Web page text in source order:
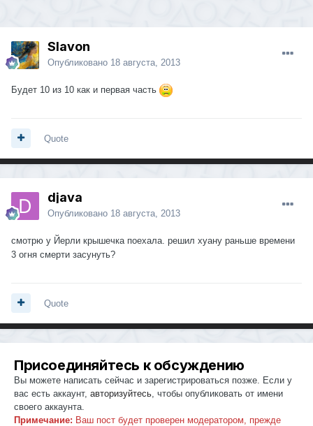
Slavon
Опубликовано 18 августа, 2013
Будет 10 из 10 как и первая часть
Quote
djava
Опубликовано 18 августа, 2013
смотрю у Йерли крышечка поехала. решил хуану раньше времени
3 огня смерти засунуть?
Quote
Присоединяйтесь к обсуждению
Вы можете написать сейчас и зарегистрироваться позже. Если у
вас есть аккаунт, авторизуйтесь , чтобы опубликовать от имени
своего аккаунта.
Примечание: Ваш пост будет проверен модератором, прежде